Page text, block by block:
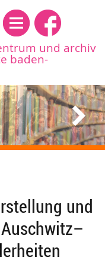
und archiv
baden-
Menü
und